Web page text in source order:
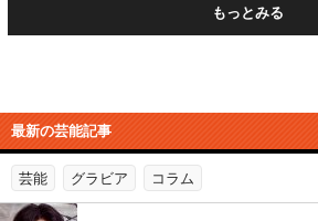
もっとみる
最新の芸能記事
芸能 グラビア コラム